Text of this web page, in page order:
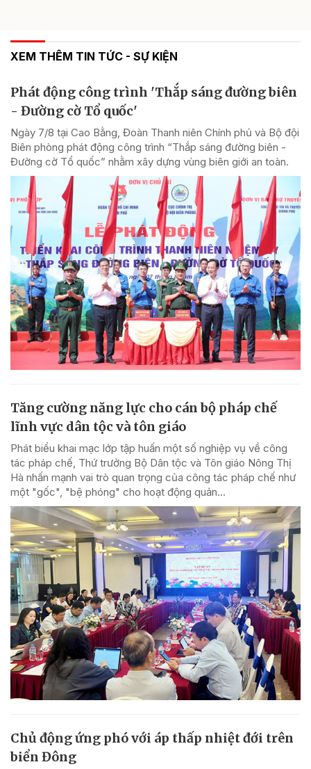
XEM THÊM TIN TỨC - SỰ KIỆN
Phát động công trình 'Thắp sáng đường biên
- Đường cờ Tổ quốc'
Ngày 7/8 tại Cao Bằng, Đoàn Thanh niên Chính phủ và Bộ đội
Biên phòng phát động công trình “Thắp sáng đường biên -
Đường cờ Tổ quốc” nhằm xây dựng vùng biên giới an toàn.
Tăng cường năng lực cho cán bộ pháp chế
lĩnh vực dân tộc và tôn giáo
Phát biểu khai mạc lớp tập huấn một số nghiệp vụ về công
tác pháp chế, Thứ trưởng Bộ Dân tộc và Tôn giáo Nông Thị
Hà nhấn mạnh vai trò quan trọng của công tác pháp chế như
một "gốc", "bệ phóng" cho hoạt động quản...
Chủ động ứng phó với áp thấp nhiệt đới trên
biển Đông